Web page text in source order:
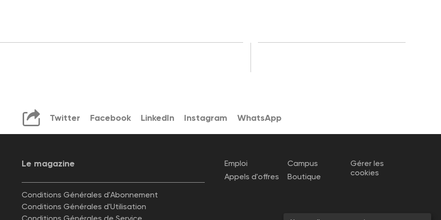
Twitter Facebook LinkedIn Instagram WhatsApp
Le magazine
Conditions Générales d'Abonnement
Conditions Générales d'Utilisation
Emploi
Appels d'offres
Campus
Boutique
Gérer les
cookies